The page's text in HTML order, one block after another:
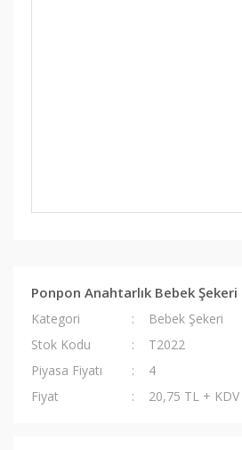
Ponpon Anahtarlık Bebek Şekeri
Kategori
Bebek Şekeri
Stok Kodu
T2022
Piyasa Fiyatı
4
Fiyat
20,75 TL + KDV